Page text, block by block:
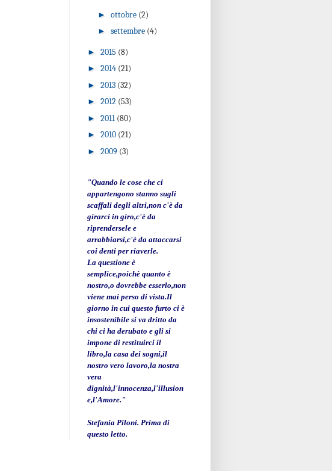
► ottobre (2)
► settembre (4)
► 2015 (8)
► 2014 (21)
► 2013 (32)
► 2012 (53)
► 2011 (80)
► 2010 (21)
► 2009 (3)
"Quando le cose che ci
appartengono stanno sugli
scaffali degli altri,non c'è da
girarci in giro,c'è da
riprendersele e
arrabbiarsi,c'è da attaccarsi
coi denti per riaverle.
La questione è
semplice,poichè quanto è
nostro,o dovrebbe esserlo,non
viene mai perso di vista.Il
giorno in cui questo furto ci è
insostenibile si va dritto da
chi ci ha derubato e gli si
impone di restituirci il
libro,la casa dei sogni,il
nostro vero lavoro,la nostra
vera
dignità,l'innocenza,l'illusion
e,l'Amore."
Stefania Piloni. Prima di
questo letto.